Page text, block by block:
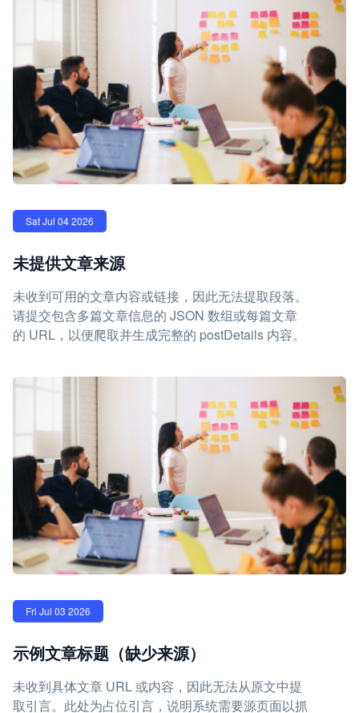
Sat Jul 04 2026
未提供文章来源
未收到可用的文章内容或链接，因此无法提取段落。
请提交包含多篇文章信息的 JSON 数组或每篇文章
的 URL，以便爬取并生成完整的 postDetails 内容。
Fri Jul 03 2026
示例文章标题（缺少来源）
未收到具体文章 URL 或内容，因此无法从原文中提
取引言。此处为占位引言，说明系统需要源页面以抓